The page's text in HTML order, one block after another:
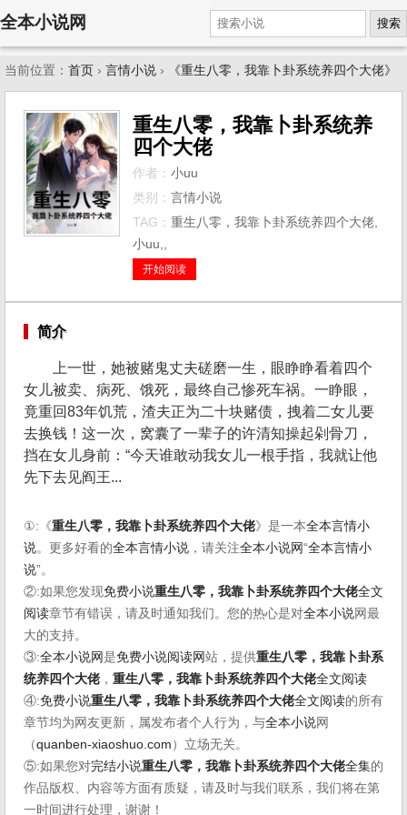
全本小说网 搜索
当前位置： 首页 › 言情小说 › 《重生八零，我靠卜卦系统养四个大佬》
重生八零，我靠卜卦系统养
四个大佬
作者： 小uu
类别： 言情小说
TAG： 重生八零，我靠卜卦系统养四个大佬,
小uu,,
开始阅读
简介
上一世，她被赌鬼丈夫磋磨一生，眼睁睁看着四个
女儿被卖、病死、饿死，最终自己惨死车祸。一睁眼，
竟重回83年饥荒，渣夫正为二十块赌债，拽着二女儿要
去换钱！这一次，窝囊了一辈子的许清知操起剁骨刀，
挡在女儿身前：“今天谁敢动我女儿一根手指，我就让他
先下去见阎王...
①:《重生八零，我靠卜卦系统养四个大佬》是一本全本言情小
说。更多好看的全本言情小说 ，请关注全本小说网“全本言情小
说”。
②:如果您发现免费小说重生八零，我靠卜卦系统养四个大佬全文
阅读章节有错误，请及时通知我们。您的热心是对全本小说网最
大的支持。
③:全本小说网是免费小说阅读网站，提供重生八零，我靠卜卦系
统养四个大佬 ， 重生八零，我靠卜卦系统养四个大佬全文阅读
④:免费小说重生八零，我靠卜卦系统养四个大佬全文阅读的所有
章节均为网友更新，属发布者个人行为，与全本小说网
（quanben-xiaoshuo.com ）立场无关。
⑤:如果您对完结小说重生八零，我靠卜卦系统养四个大佬全集的
作品版权、内容等方面有质疑，请及时与我们联系，我们将在第
一时间进行处理，谢谢！